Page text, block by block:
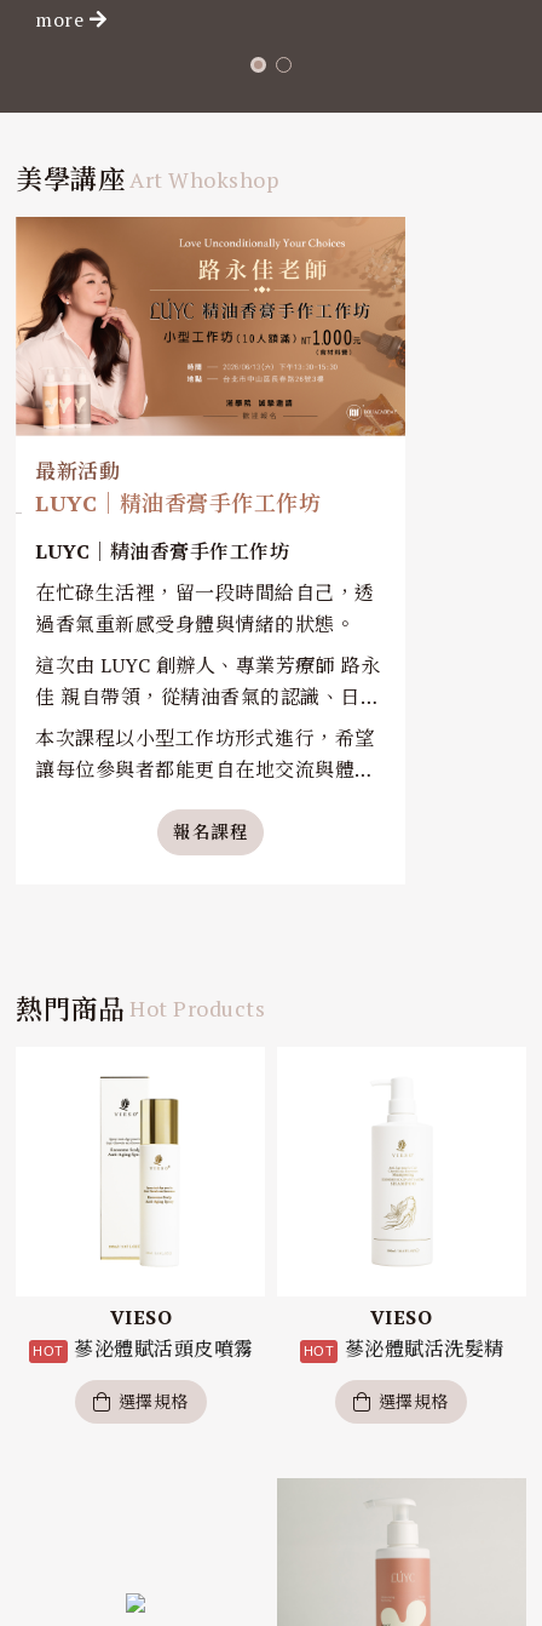
more
美學講座 Art Whokshop
最新活動
LUYC｜精油香膏手作工作坊
LUYC｜精油香膏手作工作坊
在忙碌生活裡，留一段時間給自己，透
過香氣重新感受身體與情緒的狀態。
這次由 LUYC 創辦人、專業芳療師 路永
佳 親自帶領，從精油香氣的認識、日常
情緒照護，到親手調製專屬自己的精油
香膏，帶大家體驗一場結合香氣、美感
本次課程以小型工作坊形式進行，希望
讓每位參與者都能更自在地交流與體
報名課程
熱門商品 Hot Products
VIESO
蔘泌體賦活頭皮噴霧
選擇規格
VIESO
蔘泌體賦活洗髮精
選擇規格